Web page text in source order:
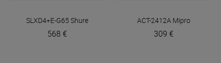
SLXD4+E-G65 Shure
568 €
ACT-2412A Mipro
309 €